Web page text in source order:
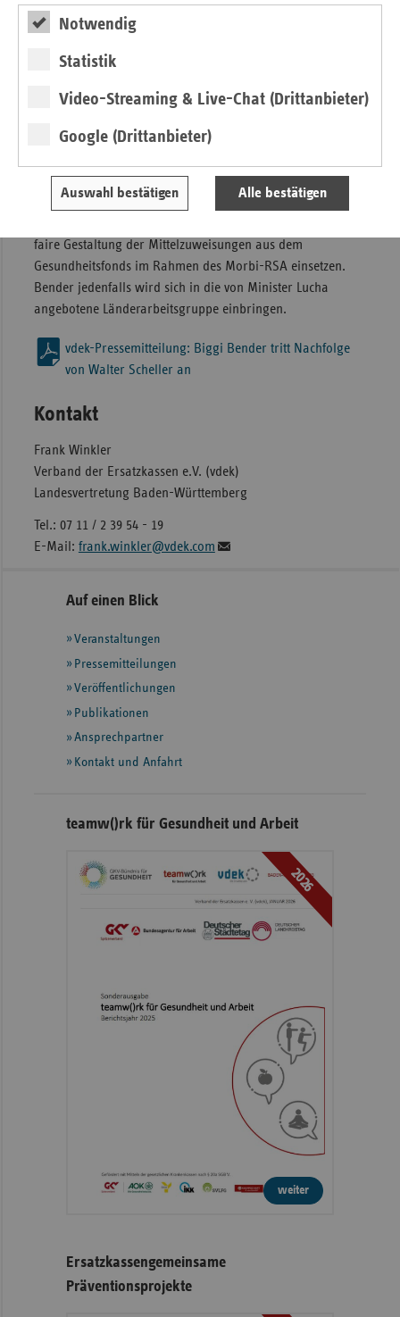
Notwendig
Statistik
Video-Streaming & Live-Chat (Drittanbieter)
Google (Drittanbieter)
Auswahl bestätigen Alle bestätigen
Vergütungsvereinbarungen. Mit dem Medizinischen Dienst
der Krankenversicherung organisiert sie
Qualitätsprüfungen von Einrichtungen und veröffentlicht die
Digitalisierung in der Medizin und Pflege ein zentrales
die Zukunft der Krankenhausversorgung im Land sowie
Württemberg, für welche die gesundheitliche Versorgung
der Menschen im Land in Gänze betrachtet und analysiert
faire Gestaltung der Mittelzuweisungen aus dem
Gesundheitsfonds im Rahmen des Morbi-RSA einsetzen.
Bender jedenfalls wird sich in die von Minister Lucha
angebotene Länderarbeitsgruppe einbringen.
vdek-Pressemitteilung: Biggi Bender tritt Nachfolge
von Walter Scheller an
Kontakt
Frank Winkler
Verband der Ersatzkassen e.V. (vdek)
Landesvertretung Baden-Württemberg
Tel.: 07 11 / 2 39 54 - 19
E-Mail: frank.winkler@vdek.com
Seitennavigation
Seitenleiste
weiteren
Informationen
Auf einen Blick
Veranstaltungen
Pressemitteilungen
Veröffentlichungen
Publikationen
Ansprechpartner
Kontakt und Anfahrt
teamw()rk für Gesundheit und Arbeit
2026
weiter
Ersatzkassengemeinsame
Präventionsprojekte